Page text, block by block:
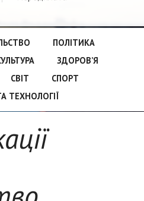
ПОЛІТИКА
ЗДОРОВ’Я
СВІТ
СПОРТ
ТЕХНОЛОГІЇ